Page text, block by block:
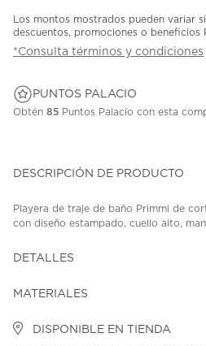
Los montos mostrados pueden variar
descuentos, promociones o beneficios
*Consulta términos y condiciones
PUNTOS PALACIO
Obtén 85 Puntos Palacio con esta
DESCRIPCIÓN DE PRODUCTO
Playera de traje de baño Primmi de
con diseño estampado, cuello alto,
DETALLES
MATERIALES
DISPONIBLE EN TIENDA